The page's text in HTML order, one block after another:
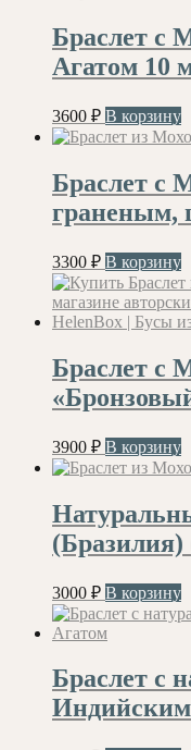
Браслет с
Агатом 10
3600 ₽ В корзину
Браслет с
граненым,
3300 ₽ В корзину
Браслет с
3900 ₽ В корзину
(Бразилия)
3000 ₽ В корзину
Браслет с